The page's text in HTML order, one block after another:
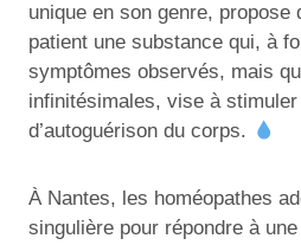
unique en son genre, propose
patient une substance qui, à
symptômes observés, mais
infinitésimales, vise à
d’autoguérison du corps.
À Nantes, les homéopathes
singulière pour répondre à